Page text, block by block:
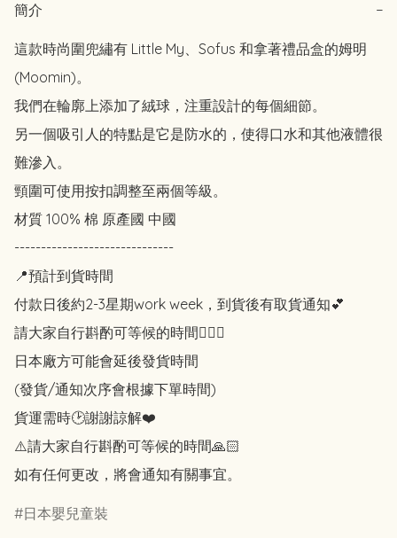
簡介 −
這款時尚圍兜繡有 Little My、Sofus 和拿著禮品盒的姆明
(Moomin)。
我們在輪廓上添加了絨球，注重設計的每個細節。
另一個吸引人的特點是它是防水的，使得口水和其他液體很
難滲入。
頸圍可使用按扣調整至兩個等級。
材質 100% 棉 原產國 中國
------------------------------
📍預計到貨時間
付款日後約2-3星期work week，到貨後有取貨通知💕
請大家自行斟酌可等候的時間🙇🏻‍♀️
日本廠方可能會延後發貨時間
(發貨/通知次序會根據下單時間)
貨運需時🕑謝謝諒解❤️
⚠️請大家自行斟酌可等候的時間🙏🏻
如有任何更改，將會通知有關事宜。
日本嬰兒童裝